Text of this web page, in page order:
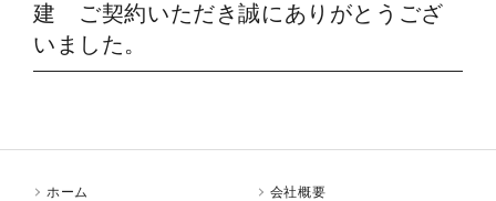
建 ご契約いただき誠にありがとうござ
いました。
ホーム
会社概要